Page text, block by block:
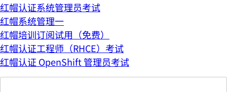
红帽认证系统管理员考试
红帽系统管理一
红帽培训订阅试用（免费）
红帽认证工程师（RHCE）考试
红帽认证 OpenShift 管理员考试